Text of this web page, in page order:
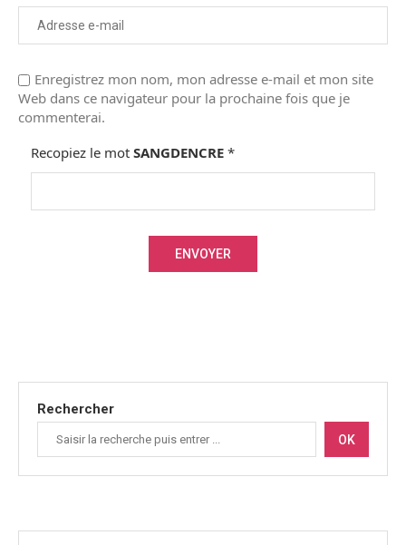
Enregistrez mon nom, mon adresse e-mail et mon site
Web dans ce navigateur pour la prochaine fois que je
commenterai.
Recopiez le mot SANGDENCRE *
Rechercher
OK